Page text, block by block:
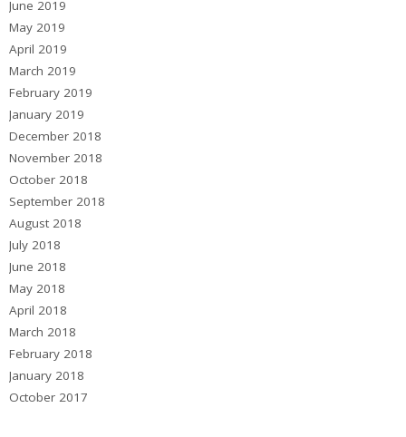
June 2019
May 2019
April 2019
March 2019
February 2019
January 2019
December 2018
November 2018
October 2018
September 2018
August 2018
July 2018
June 2018
May 2018
April 2018
March 2018
February 2018
January 2018
October 2017